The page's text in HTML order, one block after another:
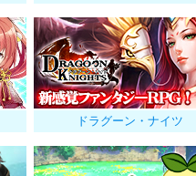
ドラグーン・ナイツ